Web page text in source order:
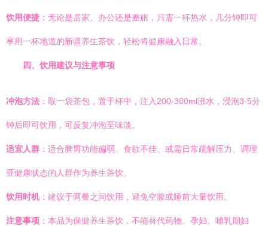
饮用便捷 ：无论是居家、办公还是差旅，只需一杯热水，几分钟即可
享用一杯地道的新疆养生茶饮，轻松将健康融入日常。
四、饮用建议与注意事项
冲泡方法 ：取一袋茶包，置于杯中，注入200-300ml沸水，浸泡3-5分
钟后即可饮用，可反复冲泡至味淡。
适宜人群 ：适合脾胃功能偏弱、食欲不佳、或需日常疏解压力、调理
亚健康状态的人群作为养生茶饮。
饮用时机 ：建议于两餐之间饮用，避免空腹或睡前大量饮用。
注意事项 ：本品为保健养生茶饮，不能替代药物。孕妇、哺乳期妇